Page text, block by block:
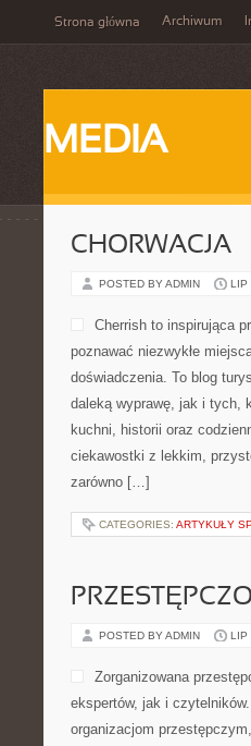
Strona główna Archiwum
MEDIA
CHORWACJA
POSTED BY ADMIN LIP
Cherrish to inspirująca
poznawać niezwykłe
doświadczenia. To blog
daleką wyprawę, jak i tych,
kuchni, historii oraz
ciekawostki z lekkim,
zarówno […]
CATEGORIES: ARTYKUŁY
POSTED BY ADMIN LIP
Zorganizowana
ekspertów, jak i
organizacjom